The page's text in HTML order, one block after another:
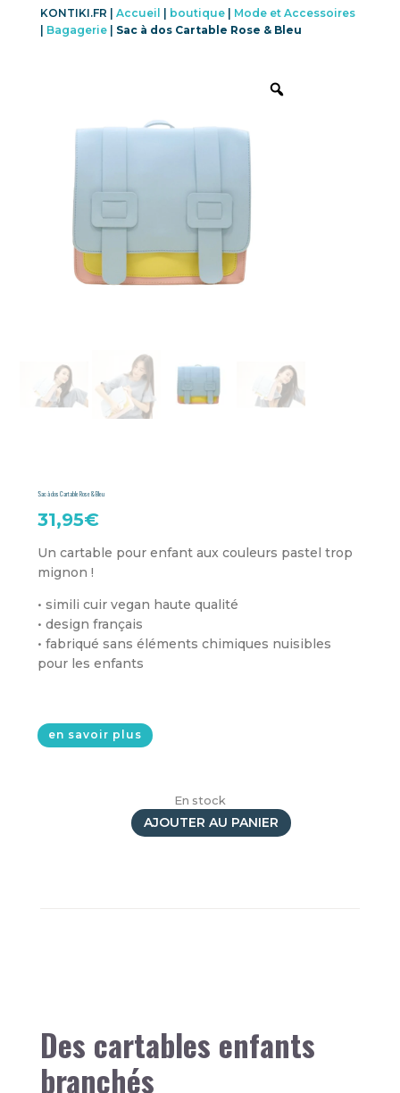
KONTIKI.FR | Accueil boutique| Mode et Accessoires
Bagagerie| Sac à dos Cartable Rose & Bleu
Sac à dos Cartable Rose & Bleu
31,95€
Un cartable pour enfant aux couleurs pastel trop
mignon !
• simili cuir vegan haute qualité
• design français
• fabriqué sans éléments chimiques nuisibles
pour les enfants
en savoir plus
En stock
quantitéAJOUTER AU PANIER
Des cartables enfants
branchés